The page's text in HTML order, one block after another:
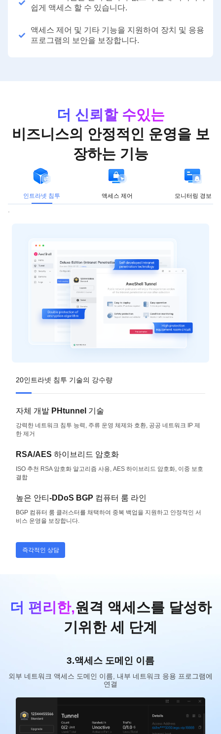
쉽게 액세스 할 수 있습니다.
액세스 제어 및 기타 기능을 지원하여 장치 및 응용
프로그램의 보안을 보장합니다.
더 신뢰할 수있는
비즈니스의 안정적인 운영을 보
장하는 기능
인트라넷 침투 액세스 제어 모니터링 경보
20인트라넷 침투 기술의 강수량
자체 개발 PHtunnel 기술
강력한 네트워크 침투 능력, 주류 운영 체제와 호환, 공공 네트워크 IP 제
한 제거
RSA/AES 하이브리드 암호화
ISO 추천 RSA 암호화 알고리즘 사용, AES 하이브리드 암호화, 이중 보호
결합
높은 안티-DDoS BGP 컴퓨터 룸 라인
BGP 컴퓨터 룸 클러스터를 채택하여 중복 백업을 지원하고 안정적인 서
비스 운영을 보장합니다.
즉각적인 상담
더 편리한,원격 액세스를 달성하
기위한 세 단계
1.로그인 땅콩 껍질
지원 윈도우/macOS/리눅스/라즈베리 파이/임베디드 SDK 및 기타
플랫폼(동일한 계정을 더 로그인 할 수 없습니다)